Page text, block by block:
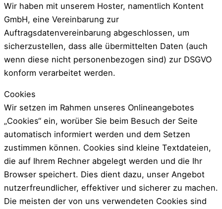
Wir haben mit unserem Hoster, namentlich Kontent
GmbH, eine Vereinbarung zur
Auftragsdatenvereinbarung abgeschlossen, um
sicherzustellen, dass alle übermittelten Daten (auch
wenn diese nicht personenbezogen sind) zur DSGVO
konform verarbeitet werden.
Cookies
Wir setzen im Rahmen unseres Onlineangebotes
„Cookies“ ein, worüber Sie beim Besuch der Seite
automatisch informiert werden und dem Setzen
zustimmen können. Cookies sind kleine Textdateien,
die auf Ihrem Rechner abgelegt werden und die Ihr
Browser speichert. Dies dient dazu, unser Angebot
nutzerfreundlicher, effektiver und sicherer zu machen.
Die meisten der von uns verwendeten Cookies sind